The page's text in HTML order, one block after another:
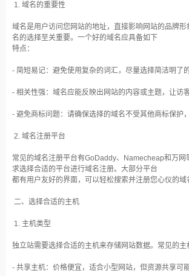
1. 域名的重要性
域名是用户访问您网站的地址，直接影响网站的品牌形
名的选择至关重要。一个好的域名应具备如下
特点：
- 简短易记：避免使用复杂的词汇，尽量选择简洁明了
- 相关性强：域名应能反映出网站的内容或主题，让访
- 避免商标问题：请确保选择的域名不受其他商标保护
2. 域名注册平台
常见的域名注册平台有GoDaddy、Namecheap和万网
求选择合适的平台进行域名注册。大部分平台
都有用户友好的界面，可以轻松搜索并注册您心仪的域
二、选择合适的主机
1. 主机类型
独立站需要选择合适的主机来存储网站数据。常见的主
- 共享主机：价格便宜，适合小型网站，但资源共享可